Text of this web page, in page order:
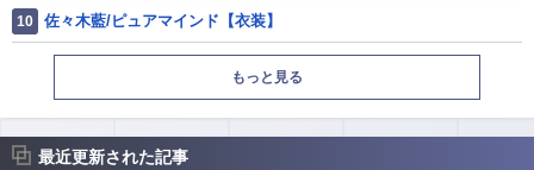
佐々木藍/ピュアマインド【衣装】
もっと見る
最近更新された記事